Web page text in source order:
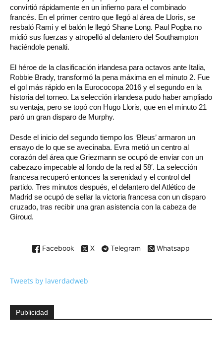
convirtió rápidamente en un infierno para el combinado
francés. En el primer centro que llegó al área de Lloris, se
resbaló Rami y el balón le llegó Shane Long. Paul Pogba no
midió sus fuerzas y atropelló al delantero del Southampton
haciéndole penalti.
El héroe de la clasificación irlandesa para octavos ante Italia,
Robbie Brady, transformó la pena máxima en el minuto 2. Fue
el gol más rápido en la Eurococopa 2016 y el segundo en la
historia del torneo. La selección irlandesa pudo haber ampliado
su ventaja, pero se topó con Hugo Lloris, que en el minuto 21
paró un gran disparo de Murphy.
Desde el inicio del segundo tiempo los ‘Bleus’ armaron un
ensayo de lo que se avecinaba. Evra metió un centro al
corazón del área que Griezmann se ocupó de enviar con un
cabezazo impecable al fondo de la red al 58′. La selección
francesa recuperó entonces la serenidad y el control del
partido. Tres minutos después, el delantero del Atlético de
Madrid se ocupó de sellar la victoria francesa con un disparo
cruzado, tras recibir una gran asistencia con la cabeza de
Giroud.
Facebook X Telegram Whatsapp
Tweets by laverdadweb
Publicidad